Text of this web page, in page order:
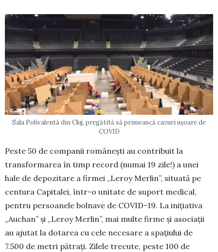
Sala Polivalentă din Cluj, pregătită să primească cazuri ușoare de
COVID
Peste 50 de companii românești au contribuit la
transformarea în timp record (numai 19 zile!) a unei
hale de depozitare a firmei „Leroy Mer­lin”, situată pe
centura Capitalei, într-o unitate de suport medical,
pentru persoanele bolnave de COVID-19. La inițiativa
„Auchan” și „Leroy Mer­lin”, mai multe firme și asociații
au ajutat la dotarea cu cele necesare a spațiului de
7.500 de metri pătrați. Zilele trecute, peste 100 de